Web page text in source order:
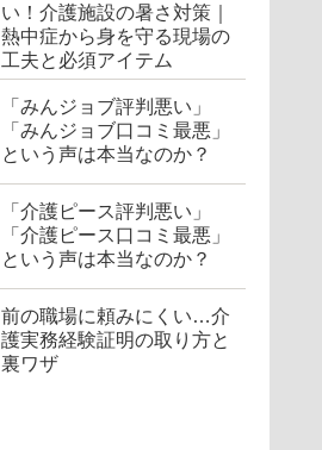
い！介護施設の暑さ対策｜
熱中症から身を守る現場の
工夫と必須アイテム
「みんジョブ評判悪い」
「みんジョブ口コミ最悪」
という声は本当なのか？
「介護ピース評判悪い」
「介護ピース口コミ最悪」
という声は本当なのか？
前の職場に頼みにくい…介
護実務経験証明の取り方と
裏ワザ